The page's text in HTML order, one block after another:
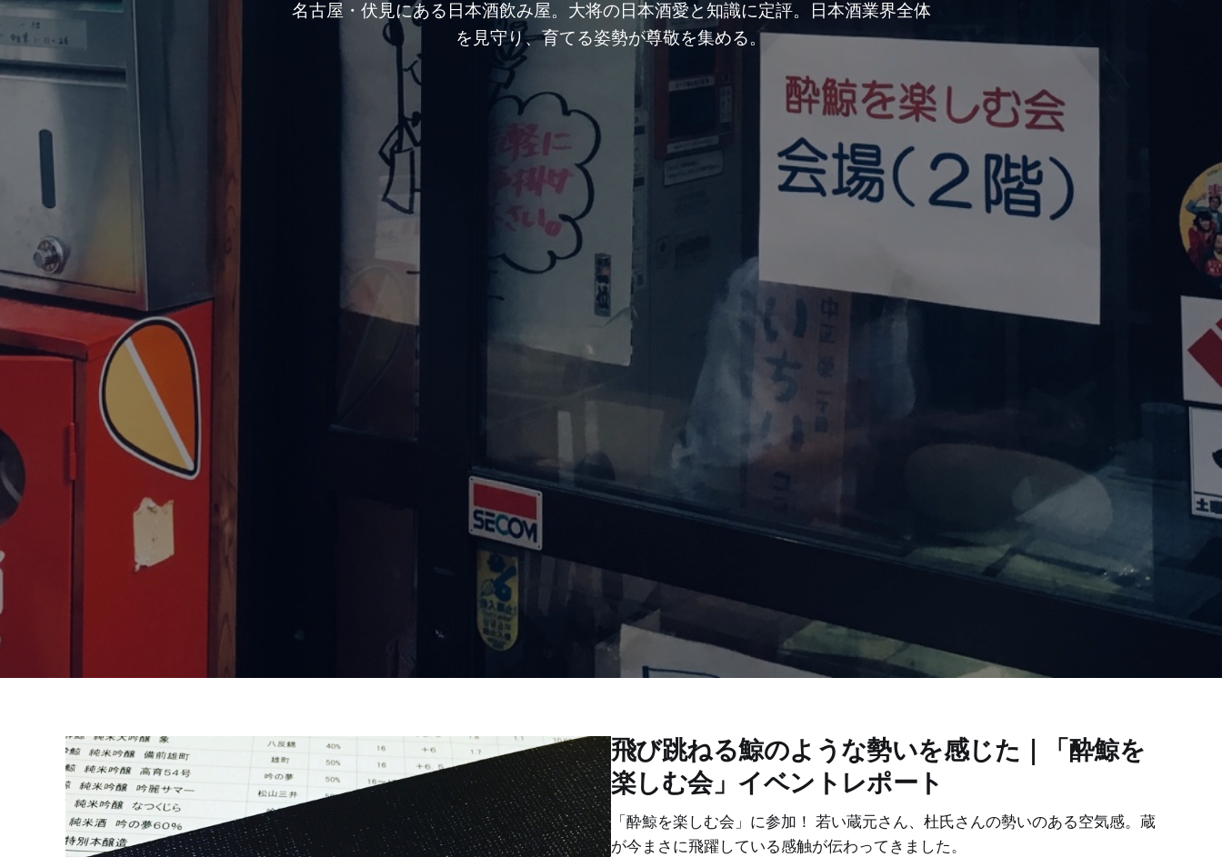
名古屋・伏見にある日本酒飲み屋。大将の日本酒愛と知識に定評。日本酒業界全体
を見守り、育てる姿勢が尊敬を集める。
飛び跳ねる鯨のような勢いを感じた｜「酔鯨を
楽しむ会」イベントレポート
「酔鯨を楽しむ会」に参加！ 若い蔵元さん、杜氏さんの勢いのある空気感。蔵
が今まさに飛躍している感触が伝わってきました。